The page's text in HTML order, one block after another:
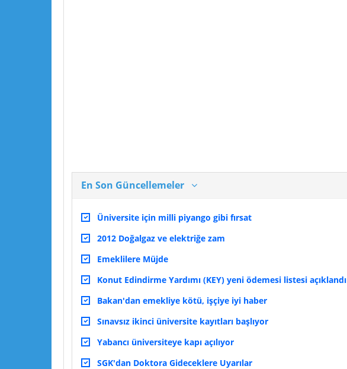
En Son Güncellemeler
Üniversite için milli piyango gibi fırsat
2012 Doğalgaz ve elektriğe zam
Emeklilere Müjde
Konut Edindirme Yardımı (KEY) yeni ödemesi listesi açıklandı
Bakan'dan emekliye kötü, işçiye iyi haber
Sınavsız ikinci üniversite kayıtları başlıyor
Yabancı üniversiteye kapı açılıyor
SGK'dan Doktora Gideceklere Uyarılar